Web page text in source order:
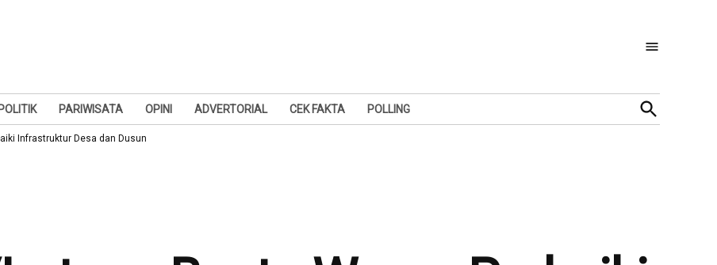
POLITIK PARIWISATA OPINI ADVERTORIAL CEK FAKTA POLLING
Open
Search
Infrastruktur Desa dan Dusun